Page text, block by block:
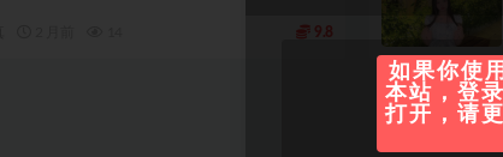
9.8
如果你使
本站，登
打开，请